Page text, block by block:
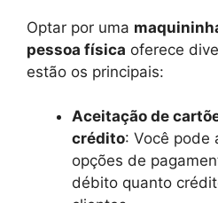
Optar por uma
pessoa física oferece
estão os principais:
Aceitação de
crédito: Você pode
opções de
débito quanto